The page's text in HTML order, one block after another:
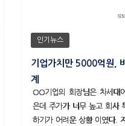
인기뉴스
기업가치만 5000억원,
계
OO기업의 회장님은 차세대
은데 주가가 너무 높고 회사
하기가 어려운 상황 이였다.